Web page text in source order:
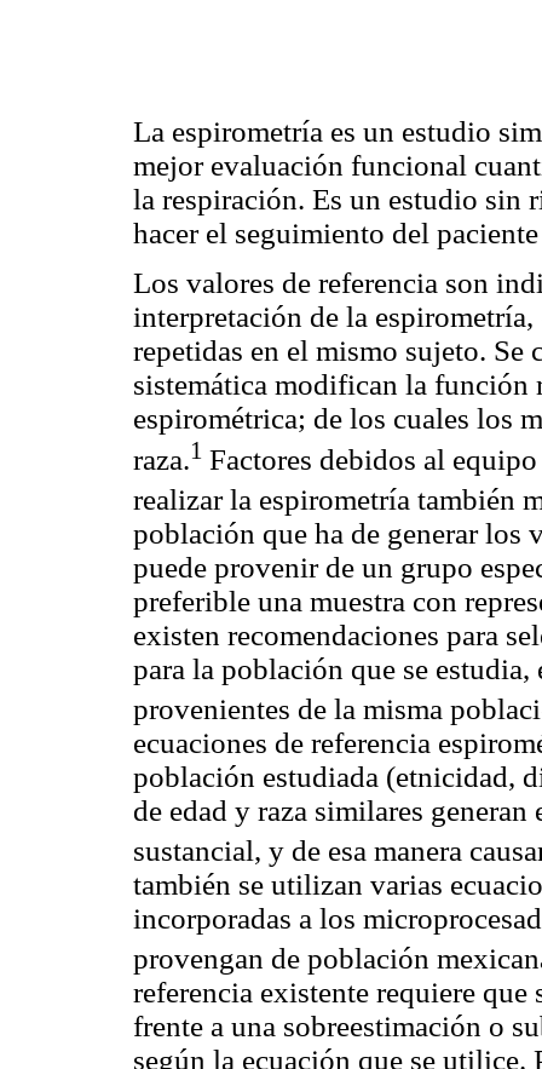
La espirometría es un estudio
mejor evaluación funcional
la respiración. Es un estudio sin
hacer el seguimiento del
Los valores de referencia son
interpretación de la espirometría,
repetidas en el mismo sujeto. Se
sistemática modifican la función
espirométrica; de los cuales los
raza.1 Factores debidos al
realizar la espirometría también
población que ha de generar los
puede provenir de un grupo
preferible una muestra con
existen recomendaciones para
para la población que se estudia,
provenientes de la misma
ecuaciones de referencia
población estudiada (etnicidad,
de edad y raza similares
sustancial, y de esa manera
también se utilizan varias
incorporadas a los
provengan de población
referencia existente requiere que
frente a una sobreestimación o
según la ecuación que se utilice.